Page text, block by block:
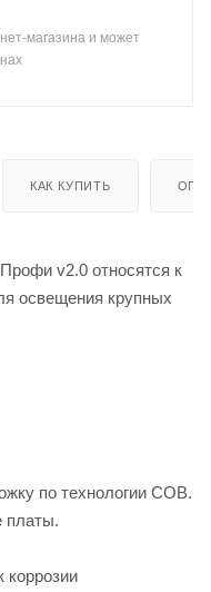
магазина и может
КАК КУПИТЬ
v2.0 относятся к
освещения крупных
по технологии COB.
платы.
коррозии